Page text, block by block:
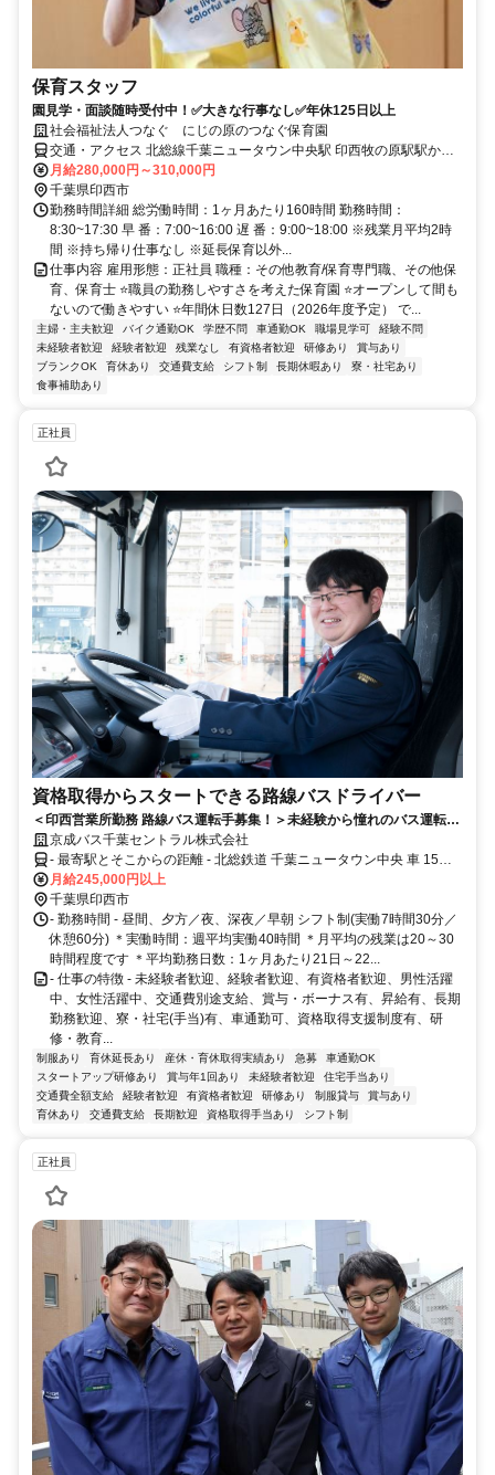
保育スタッフ
園見学・面談随時受付中！✅大きな行事なし✅年休125日以上
社会福祉法人つなぐ にじの原のつなぐ保育園
交通・アクセス 北総線千葉ニュータウン中央駅 印西牧の原駅駅から
車で9分 ※車・バイク・自転車通勤OK（無料駐車場あり）
月給280,000円～310,000円
千葉県印西市
勤務時間詳細 総労働時間：1ヶ月あたり160時間 勤務時間：
8:30~17:30 早 番：7:00~16:00 遅 番：9:00~18:00 ※残業月平均2時
間 ※持ち帰り仕事なし ※延長保育以外...
仕事内容 雇用形態：正社員 職種：その他教育/保育専門職、その他保
育、保育士 ⭐職員の勤務しやすさを考えた保育園 ⭐オープンして間も
ないので働きやすい ⭐年間休日数127日（2026年度予定） で...
主婦・主夫歓迎 バイク通勤OK 学歴不問 車通勤OK 職場見学可
経験不問
未経験者歓迎
経験者歓迎 残業なし 有資格者歓迎 研修あり
賞与あり
ブランクOK
育休あり 交通費支給 シフト制 長期休暇あり
寮・社宅あり
食事補助あり
正社員
資格取得からスタートできる路線バスドライバー
＜印西営業所勤務 路線バス運転手募集！＞未経験から憧れのバス運転手
デビュー！未経験スタートでも安心の運転士養成制度があります♪大型二
種免許取得の教習費用は当社が全額負担！
京成バス千葉セントラル株式会社
- 最寄駅とそこからの距離 - 北総鉄道 千葉ニュータウン中央 車 15分
北総鉄道 印西牧の原 車 11分
月給245,000円以上
千葉県印西市
- 勤務時間 - 昼間、夕方／夜、深夜／早朝 シフト制(実働7時間30分／
休憩60分) ＊実働時間：週平均実働40時間 ＊月平均の残業は20～30
時間程度です ＊平均勤務日数：1ヶ月あたり21日～22...
- 仕事の特徴 - 未経験者歓迎、経験者歓迎、有資格者歓迎、男性活躍
中、女性活躍中、交通費別途支給、賞与・ボーナス有、昇給有、長期
勤務歓迎、寮・社宅(手当)有、車通勤可、資格取得支援制度有、研
修・教育...
制服あり 育休延長あり 産休・育休取得実績あり 急募
車通勤OK
スタートアップ研修あり
賞与年1回あり 未経験者歓迎
住宅手当あり
交通費全額支給
経験者歓迎 有資格者歓迎 研修あり 制服貸与
賞与あり
育休あり
交通費支給 長期歓迎 資格取得手当あり シフト制
正社員